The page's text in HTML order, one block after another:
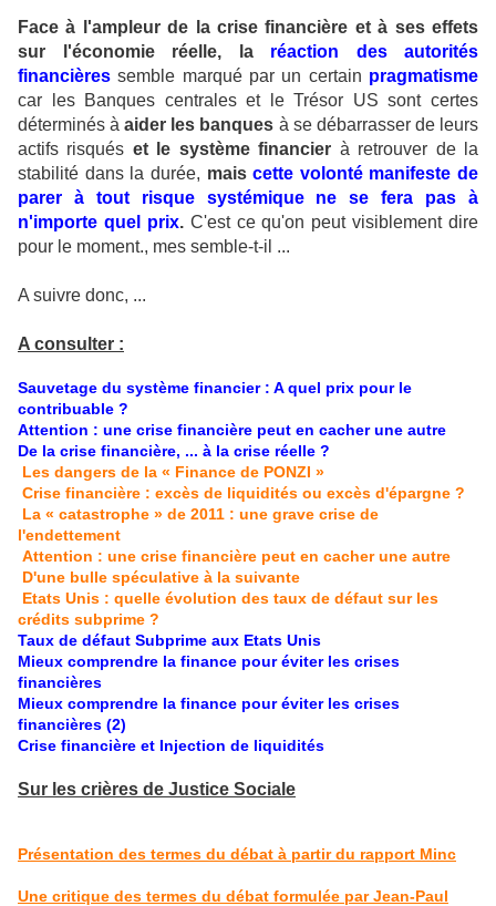
Face à l'ampleur de la crise financière et à ses effets
sur l'économie réelle, la réaction des autorités
financières semble marqué par un certain pragmatisme
car les Banques centrales et le Trésor US sont certes
déterminés àaider les banques à se débarrasser de leurs
actifs risqués et le système financier à retrouver de la
stabilité dans la durée, maiscette volonté manifeste de
parer à tout risque systémique ne se fera pas à
n'importe quel prix.C'est ce qu'on peut visiblement dire
pour le moment., mes semble-t-il ...
A suivre donc, ...
A consulter :
Sauvetage du système financier : A quel prix pour le
contribuable ?
Attention : une crise financière peut en cacher une autre
De la crise financière, ... à la crise réelle ?
Les dangers de la « Finance de PONZI »
Crise financière : excès de liquidités ou excès d'épargne ?
La « catastrophe » de 2011 : une grave crise de
l'endettement
Attention : une crise financière peut en cacher une autre
D'une bulle spéculative à la suivante
Etats Unis : quelle évolution des taux de défaut sur les
crédits subprime ?
Taux de défaut Subprime aux Etats Unis
Mieux comprendre la finance pour éviter les crises
financières
Mieux comprendre la finance pour éviter les crises
financières (2)
Crise financière et Injection de liquidités
Sur les crières de Justice Sociale
Présentation des termes du débat à partir du rapport Minc
Une critique des termes du débat formulée par Jean-Paul